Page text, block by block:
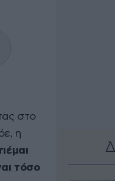
στο
η
τόσο